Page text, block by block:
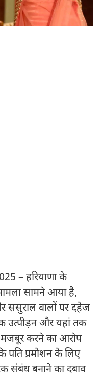
– हरियाणा के
सामने आया है,
ससुराल वालों पर दहेज
उत्पीड़न और यहां तक
करने का आरोप
पति प्रमोशन के लिए
संबंध बनाने का दबाव